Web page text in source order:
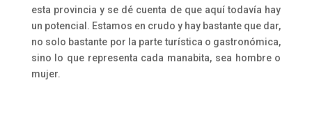
esta provincia y se dé cuenta de que aquí todavía hay
un potencial. Estamos en crudo y hay bastante que dar,
no solo bastante por la parte turística o gastronómica,
sino lo que representa cada manabita, sea hombre o
mujer.